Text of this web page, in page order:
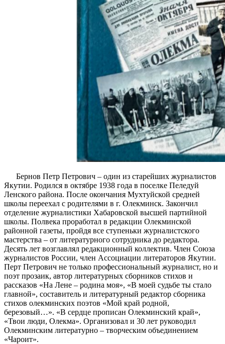
Бернов Петр Петрович – один из старейших журналистов
Якутии. Родился в октябре 1938 года в поселке Пеледуй
Ленского района. После окончания Мухтуйской средней
школы переехал с родителями в г. Олекминск. Закончил
отделение журналистики Хабаровской высшей партийной
школы. Полвека проработал в редакции Олекминской
районной газеты, пройдя все ступеньки журналистского
мастерства – от литературного сотрудника до редактора.
Десять лет возглавлял редакционный коллектив. Член Союза
журналистов России, член Ассоциации литераторов Якутии.
Перт Петрович не только профессиональный журналист, но и
поэт прозаик, автор литературных сборников стихов и
рассказов «На Лене – родина моя», «В моей судьбе ты стало
главной», составитель и литературный редактор сборника
стихов олекминских поэтов «Мой край родной,
березовый…». «В сердце прописан Олекминский край»,
«Твои люди, Олекма». Организовал и 30 лет руководил
Олекминским литературно – творческим объединением
«Чароит».